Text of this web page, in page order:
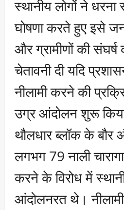
स्थानीय लोगों ने
घोषणा करते हुए इसे जन
और ग्रामीणों की संघर्ष
चेतावनी दी यदि
नीलामी करने की
उग्र आंदोलन शुरू
थौलधार ब्लॉक के बौर
लगभग 79 नाली
करने के विरोध में
आंदोलनरत थे।